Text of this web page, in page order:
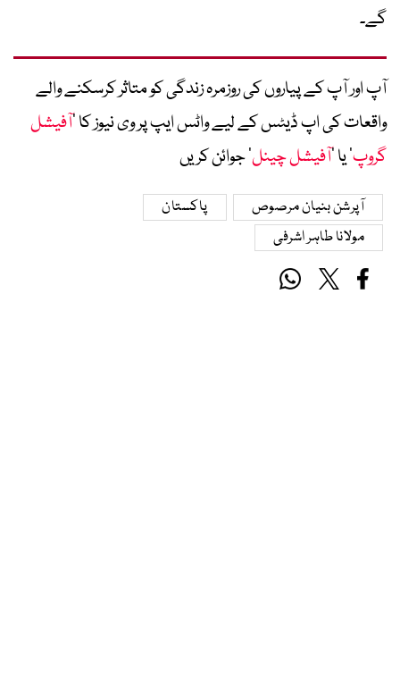
گے۔
آپ اور آپ کے پیاروں کی روزمرہ زندگی کو متاثر کرسکنے والے
واقعات کی اپ ڈیٹس کے لیے واٹس ایپ پر وی نیوز کا ’آفیشل
گروپ‘ یا ’آفیشل چینل‘ جوائن کریں
آپرشن بنیان مرصوص
پاکستان
مولانا طاہر اشرفی